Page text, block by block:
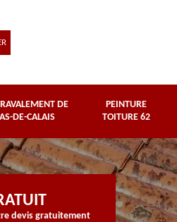
DE
DE-CALAIS
PEINTURE
TOITURE 62
devis gratuitement